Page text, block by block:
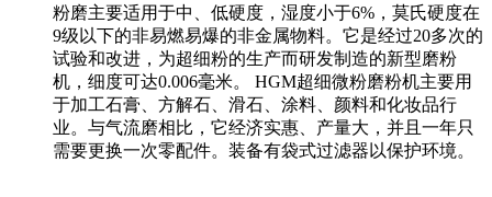
粉磨主要适用于中、低硬度，湿度小于6%，莫氏硬度在
9级以下的非易燃易爆的非金属物料。它是经过20多次的
试验和改进，为超细粉的生产而研发制造的新型磨粉
机，细度可达0.006毫米。 HGM超细微粉磨粉机主要用
于加工石膏、方解石、滑石、涂料、颜料和化妆品行
业。与气流磨相比，它经济实惠、产量大，并且一年只
需要更换一次零配件。装备有袋式过滤器以保护环境。